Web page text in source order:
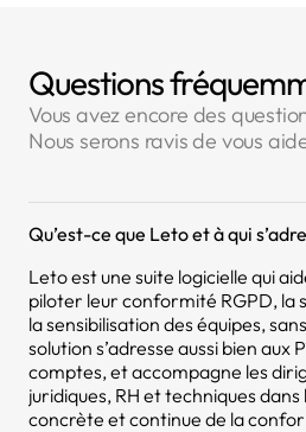
Questions
Vous avez encore des
Nous serons ravis de vous
Qu’est-ce que Leto et à qui
Leto est une suite logicielle qui
piloter leur conformité RGPD, la
la sensibilisation des équipes,
solution s’adresse aussi bien aux
comptes, et accompagne les
juridiques, RH et techniques
concrète et continue de la